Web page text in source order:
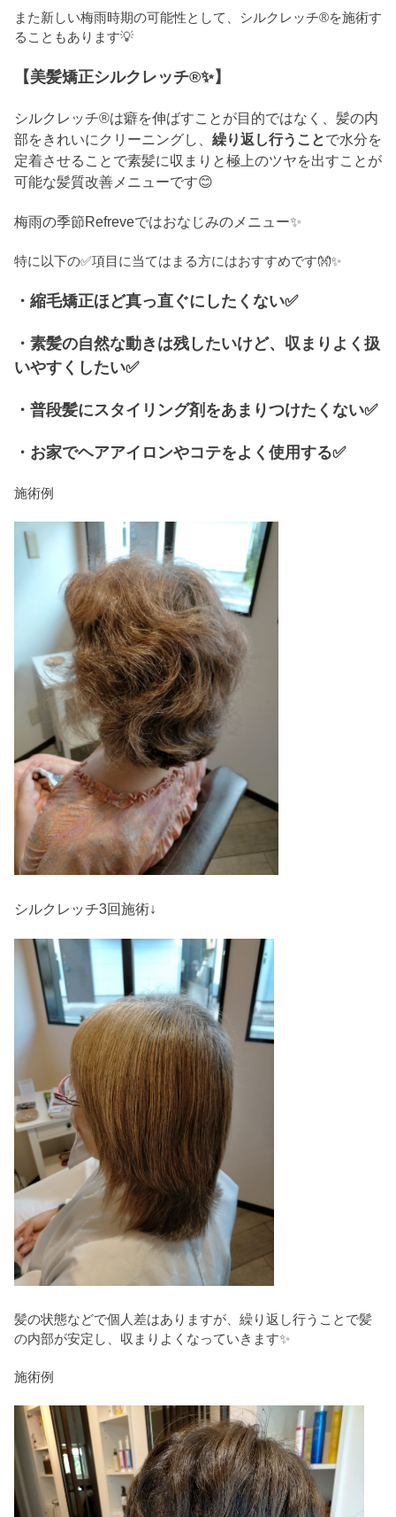
また新しい梅雨時期の可能性として、シルクレッチ®を施術す
ることもあります💡
【美髪矯正シルクレッチ®✨】
シルクレッチ®は癖を伸ばすことが目的ではなく、髪の内
部をきれいにクリーニングし、 繰り返し行うことで水分を
定着させることで素髪に収まりと極上のツヤを出すことが
可能な髪質改善メニューです😊
梅雨の季節Refreveではおなじみのメニュー✨
特に以下の✅項目に当てはまる方にはおすすめです👐✨
・縮毛矯正ほど真っ直ぐにしたくない✅
・素髪の自然な動きは残したいけど、収まりよく扱
いやすくしたい✅
・普段髪にスタイリング剤をあまりつけたくない✅
・お家でヘアアイロンやコテをよく使用する✅
施術例
シルクレッチ3回施術↓
髪の状態などで個人差はありますが、繰り返し行うことで髪
の内部が安定し、収まりよくなっていきます✨
施術例